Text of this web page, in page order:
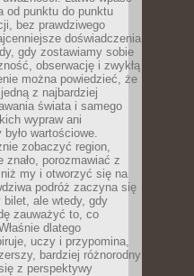
od punktu do punktu
bez prawdziwego
doświadczenia
gdy zostawiamy sobie
obserwację i zwykłą
można powiedzieć, że
z najbardziej
świata i samego
wypraw ani
wartościowe.
zobaczyć region,
znało, porozmawiać z
my i otworzyć się na
podróż zaczyna się
bilet, ale wtedy, gdy
zauważyć to, co
dlatego
uczy i przypomina,
bardziej różnorodny
z perspektywy